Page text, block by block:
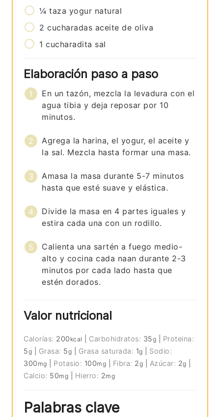
¼ taza yogur natural
2 cucharadas aceite de oliva
1 cucharadita sal
Elaboración paso a paso
En un tazón, mezcla la levadura con el
agua tibia y deja reposar por 10
minutos.
Agrega la harina, el yogur, el aceite y
la sal. Mezcla hasta formar una masa.
Amasa la masa durante 5-7 minutos
hasta que esté suave y elástica.
Divide la masa en 4 partes iguales y
estira cada una con un rodillo.
Calienta una sartén a fuego medio-
alto y cocina cada naan durante 2-3
minutos por cada lado hasta que
estén dorados.
Valor nutricional
Calorías: 200 kcal Carbohidratos: 35g
Proteina:
5g Grasa: 5g Grasa saturada: 1g
Sodio:
300 mg Potasio: 100mg Fibra: 2g Azúcar: 2g
Calcio: 50mg Hierro: 2mg
Palabras clave